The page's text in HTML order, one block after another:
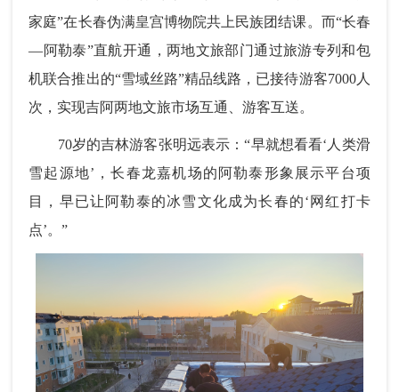
家庭”在长春伪满皇宫博物院共上民族团结课。而“长春
—阿勒泰”直航开通，两地文旅部门通过旅游专列和包
机联合推出的“雪域丝路”精品线路，已接待游客7000人
次，实现吉阿两地文旅市场互通、游客互送。
70岁的吉林游客张明远表示：“早就想看看‘人类滑
雪起源地’，长春龙嘉机场的阿勒泰形象展示平台项
目，早已让阿勒泰的冰雪文化成为长春的‘网红打卡
点’。”